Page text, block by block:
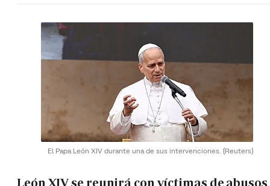
El Papa León XIV durante una de sus intervenciones. (Reuters)